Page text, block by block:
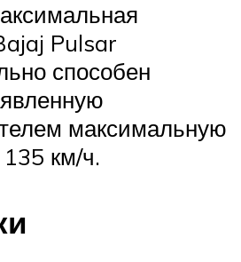
Pulsar
способен
максимальную
135 км/ч.